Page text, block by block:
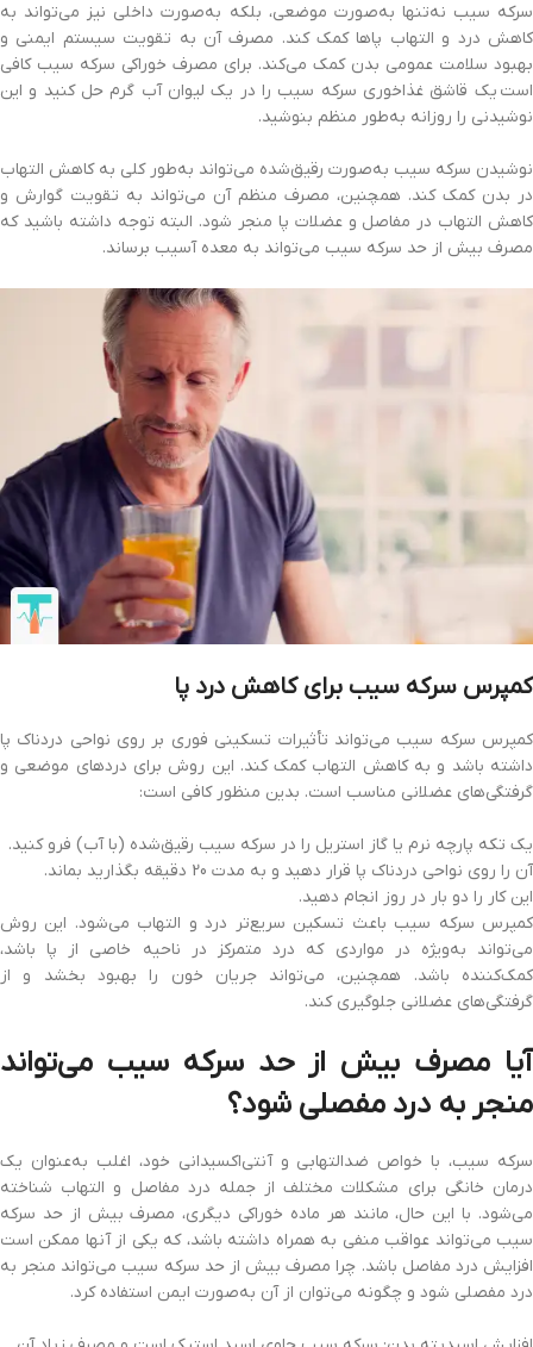
سرکه سیب نه‌تنها به‌صورت موضعی، بلکه به‌صورت داخلی نیز می‌تواند به
کاهش درد و التهاب پاها کمک کند. مصرف آن به تقویت سیستم ایمنی و
بهبود سلامت عمومی بدن کمک می‌کند. برای مصرف خوراکی سرکه سیب کافی
است یک قاشق غذاخوری سرکه سیب را در یک لیوان آب گرم حل کنید و این
نوشیدنی را روزانه به‌طور منظم بنوشید.
نوشیدن سرکه سیب به‌صورت رقیق‌شده می‌تواند به‌طور کلی به کاهش التهاب
در بدن کمک کند. همچنین، مصرف منظم آن می‌تواند به تقویت گوارش و
کاهش التهاب در مفاصل و عضلات پا منجر شود. البته توجه داشته باشید که
مصرف بیش از حد سرکه سیب می‌تواند به معده آسیب برساند.
کمپرس سرکه سیب برای کاهش درد پا
کمپرس سرکه سیب می‌تواند تأثیرات تسکینی فوری بر روی نواحی دردناک پا
داشته باشد و به کاهش التهاب کمک کند. این روش برای دردهای موضعی و
گرفتگی‌های عضلانی مناسب است. بدین منظور کافی است:
یک تکه پارچه نرم یا گاز استریل را در سرکه سیب رقیق‌شده (با آب) فرو کنید.
آن را روی نواحی دردناک پا قرار دهید و به مدت 20 دقیقه بگذارید بماند.
این کار را دو بار در روز انجام دهید.
کمپرس سرکه سیب باعث تسکین سریع‌تر درد و التهاب می‌شود. این روش
می‌تواند به‌ویژه در مواردی که درد متمرکز در ناحیه خاصی از پا باشد،
کمک‌کننده باشد. همچنین، می‌تواند جریان خون را بهبود بخشد و از
گرفتگی‌های عضلانی جلوگیری کند.
آیا مصرف بیش از حد سرکه سیب می‌تواند
منجر به درد مفصلی شود؟
سرکه سیب، با خواص ضدالتهابی و آنتی‌اکسیدانی خود، اغلب به‌عنوان یک
درمان خانگی برای مشکلات مختلف از جمله درد مفاصل و التهاب شناخته
می‌شود. با این حال، مانند هر ماده خوراکی دیگری، مصرف بیش از حد سرکه
سیب می‌تواند عواقب منفی به همراه داشته باشد، که یکی از آنها ممکن است
افزایش درد مفاصل باشد. چرا مصرف بیش از حد سرکه سیب می‌تواند منجر به
درد مفصلی شود و چگونه می‌توان از آن به‌صورت ایمن استفاده کرد.